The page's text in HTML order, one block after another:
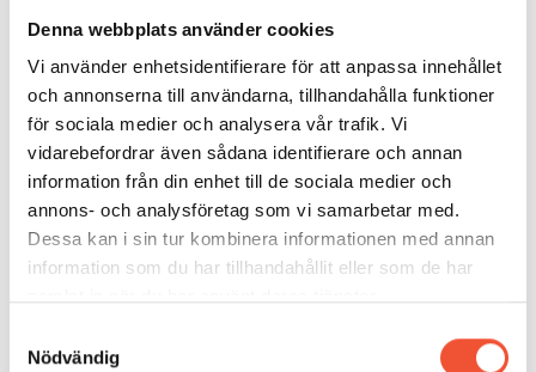
Denna webbplats använder cookies
Vi använder enhetsidentifierare för att anpassa innehållet
och annonserna till användarna, tillhandahålla funktioner
för sociala medier och analysera vår trafik. Vi
vidarebefordrar även sådana identifierare och annan
information från din enhet till de sociala medier och
annons- och analysföretag som vi samarbetar med.
Dessa kan i sin tur kombinera informationen med annan
information som du har tillhandahållit eller som de har
Nödvändig
Vid grundkalibrering av en optisk spektrometer för
prov i fast form kan man inte använda rena
kemikalier, utan man är hänvisad till referensmaterial
(RM) med kända elementkoncentrationer, eventuellt
kompletterat med egna prover, som analyserats med
andra metoder.
Vid kalibreringen erhålls för varje element och
spektrometerdatorn. En kalibrering för stålanalyser